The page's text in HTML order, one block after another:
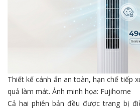
Thiết kế cánh ẩn an toàn, hạn chế tiếp
quả làm mát. Ảnh minh họa: Fujihome
Cả hai phiên bản đều được trang bị